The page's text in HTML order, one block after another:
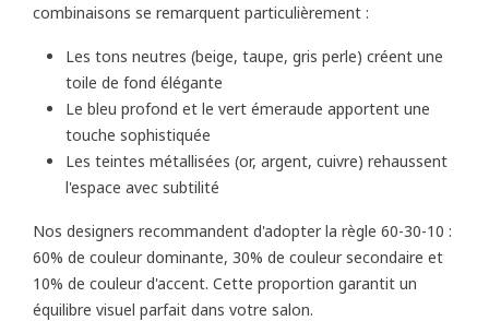
combinaisons se remarquent particulièrement :
Les tons neutres (beige, taupe, gris perle) créent une
toile de fond élégante
Le bleu profond et le vert émeraude apportent une
touche sophistiquée
Les teintes métallisées (or, argent, cuivre) rehaussent
l'espace avec subtilité
Nos designers recommandent d'adopter la règle 60-30-10 :
60% de couleur dominante, 30% de couleur secondaire et
10% de couleur d'accent. Cette proportion garantit un
équilibre visuel parfait dans votre salon.